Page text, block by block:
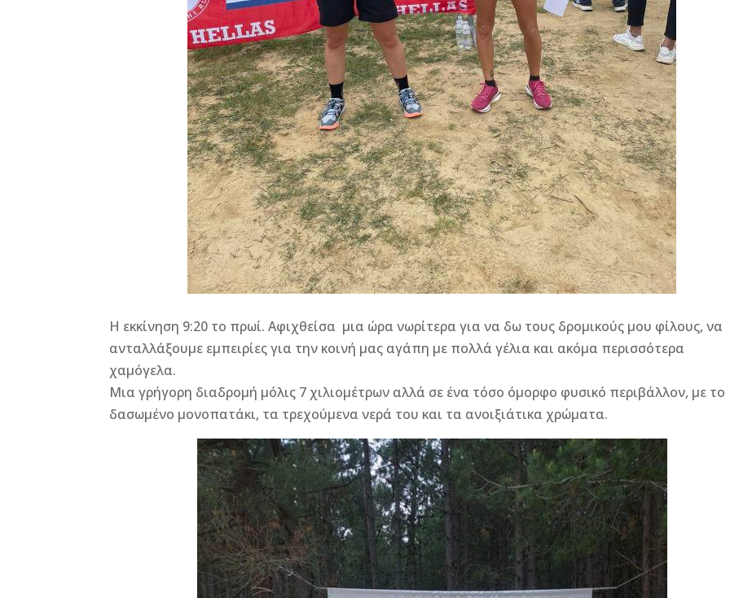
Η εκκίνηση 9:20 το πρωί. Αφιχθείσα μια ώρα νωρίτερα για να δω τους δρομικούς μου φίλους, να
ανταλλάξουμε εμπειρίες για την κοινή μας αγάπη με πολλά γέλια και ακόμα περισσότερα
χαμόγελα.
Μια γρήγορη διαδρομή μόλις 7 χιλιομέτρων αλλά σε ένα τόσο όμορφο φυσικό περιβάλλον, με το
δασωμένο μονοπατάκι, τα τρεχούμενα νερά του και τα ανοιξιάτικα χρώματα.